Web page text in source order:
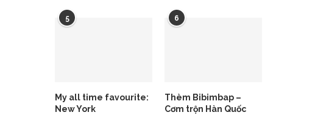
5
My all time favourite:
New York
6
Thèm Bibimbap –
Cơm trộn Hàn Quốc